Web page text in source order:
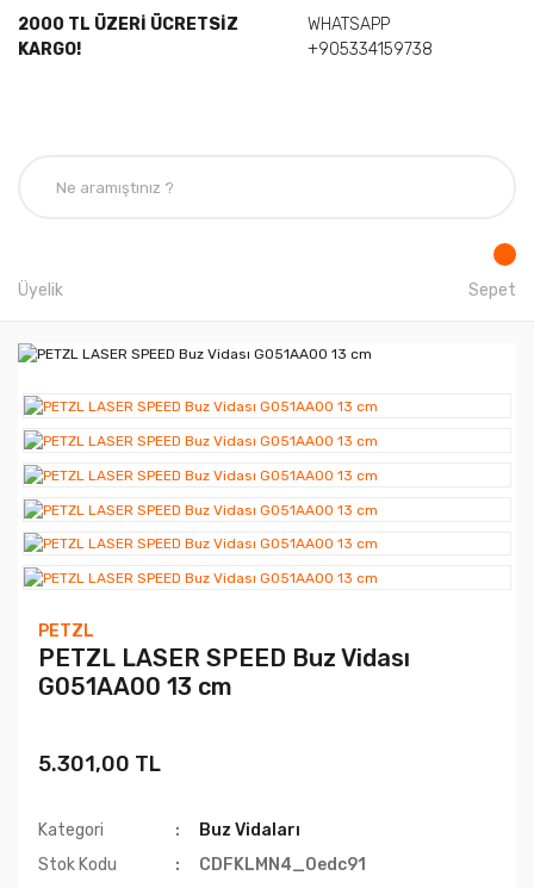
2000 TL ÜZERİ ÜCRETSİZ
KARGO!
WHATSAPP
+905334159738
Üyelik Sepet
PETZL
PETZL LASER SPEED Buz Vidası
G051AA00 13 cm
5.301,00 TL
Kategori
Buz Vidaları
Stok Kodu
CDFKLMN4_0edc91